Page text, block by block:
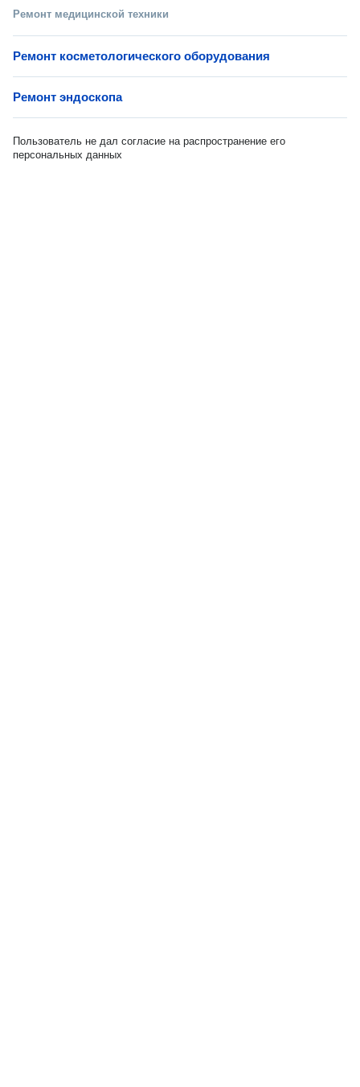
Ремонт медицинской техники
Ремонт косметологического оборудования
Ремонт эндоскопа
Пользователь не дал согласие на распространение его
персональных данных